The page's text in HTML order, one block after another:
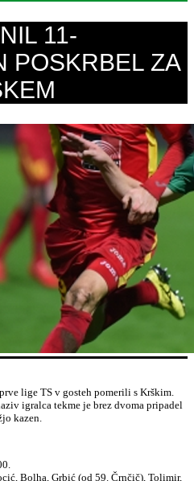
11-
POSKRBEL ZA
lige TS v gosteh pomerili s Krškim.
igralca tekme je brez dvoma pripadel
kazen.
Bolha, Grbić (od 59. Črnčič), Tolimir,